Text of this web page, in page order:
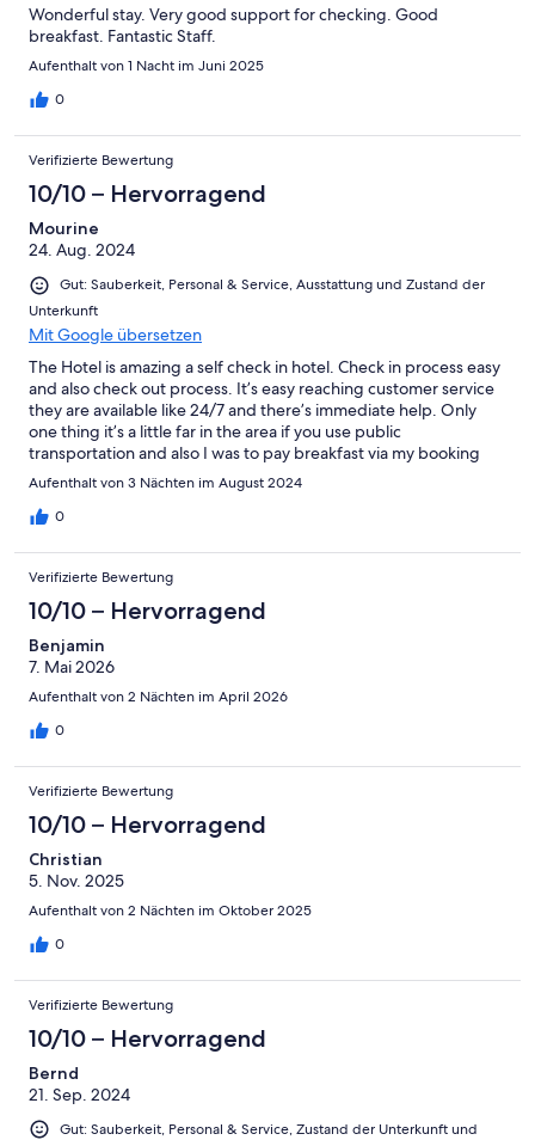
Wonderful stay. Very good support for checking. Good
breakfast. Fantastic Staff.
Aufenthalt von 1 Nacht im Juni 2025
0
Verifizierte Bewertung
10/10 – Hervorragend
Mourine
24. Aug. 2024
Gut: Sauberkeit, Personal & Service, Ausstattung und Zustand der
Unterkunft
Mit Google übersetzen
The Hotel is amazing a self check in hotel. Check in process easy
and also check out process. It’s easy reaching customer service
they are available like 24/7 and there’s immediate help. Only
one thing it’s a little far in the area if you use public
transportation and also I was to pay breakfast via my booking
app but wasn’t offered the option and paying at the hotel was a
little more. Otherwise all is awesome thank you All. Danke
schon!!!
Aufenthalt von 3 Nächten im August 2024
0
Verifizierte Bewertung
10/10 – Hervorragend
Benjamin
7. Mai 2026
Aufenthalt von 2 Nächten im April 2026
0
Verifizierte Bewertung
10/10 – Hervorragend
Christian
5. Nov. 2025
Aufenthalt von 2 Nächten im Oktober 2025
0
Verifizierte Bewertung
10/10 – Hervorragend
Bernd
21. Sep. 2024
Gut: Sauberkeit, Personal & Service, Zustand der Unterkunft und